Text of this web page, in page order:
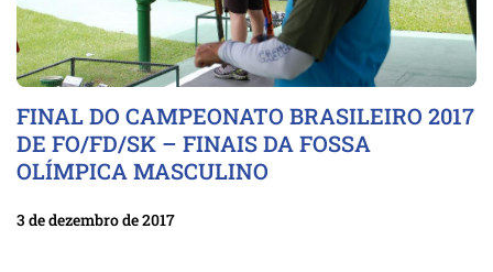
FINAL DO CAMPEONATO BRASILEIRO 2017
DE FO/FD/SK – FINAIS DA FOSSA
OLÍMPICA MASCULINO
3 de dezembro de 2017